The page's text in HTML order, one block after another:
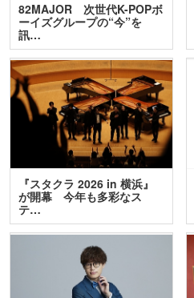
82MAJOR 次世代K-POPボ
ーイズグループの“今”を
訊…
『スタクラ 2026 in 横浜』
が開幕 今年も多彩なス
テ…